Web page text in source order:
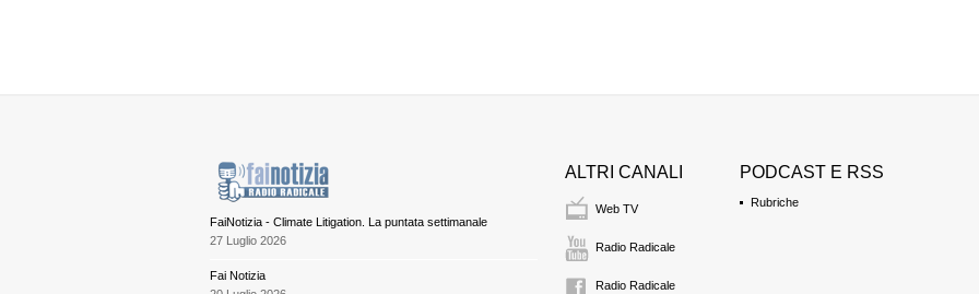
FaiNotizia - Climate Litigation. La puntata settimanale
27 Luglio 2026
Fai Notizia
ALTRI CANALI
Web TV
Radio Radicale
Radio Radicale
PODCAST E RSS
Rubriche